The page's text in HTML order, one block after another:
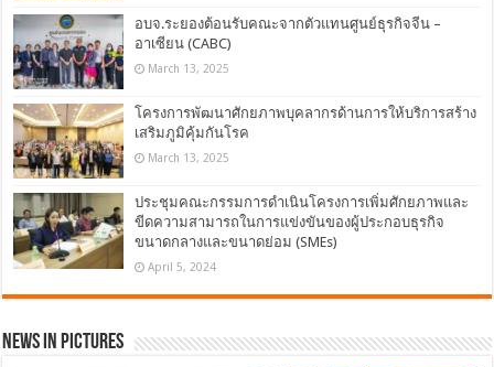
อบจ.ระยองต้อนรับคณะจากตัวแทนศูนย์ธุรกิจจีน –
อาเซียน (CABC)
March 13, 2025
โครงการพัฒนาศักยภาพบุคลากรด้านการให้บริการสร้าง
เสริมภูมิคุ้มกันโรค
March 13, 2025
ประชุมคณะกรรมการดำเนินโครงการเพิ่มศักยภาพและ
ขีดความสามารถในการแข่งขันของผู้ประกอบธุรกิจ
ขนาดกลางและขนาดย่อม (SMEs)
April 5, 2024
News in Pictures